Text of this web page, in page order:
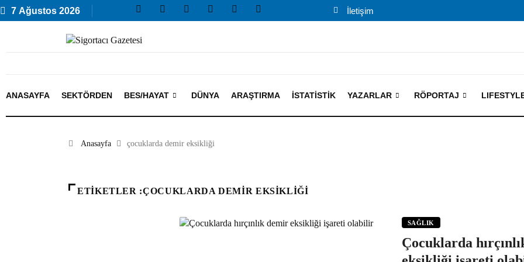
7 Ağustos 2026 İletişim
ANASAYFA SEKTÖRDEN BES/HAYAT DÜNYA ARAŞTIRMA İSTATISTIK YAZARLAR RÖPORTAJ
Anasayfa çocuklarda demir eksikliği
ETIKETLER :ÇOCUKLARDA DEMIR EKSIKLIĞI
SAĞLIK
Çocuklarda